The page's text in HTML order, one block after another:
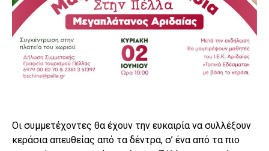
Οι συμμετέχοντες θα έχουν την ευκαιρία να συλλέξουν
κεράσια απευθείας από τα δέντρα, σ’ ένα από τα πιο